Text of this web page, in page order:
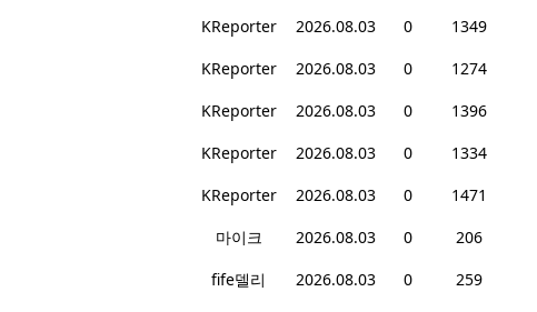
KReporter 2026.08.03 0
1349
KReporter 2026.08.03 0
1274
KReporter 2026.08.03 0
1396
KReporter 2026.08.03 0
1334
KReporter 2026.08.03 0
1471
마이크 2026.08.03 0
206
fife델리 2026.08.03 0
259